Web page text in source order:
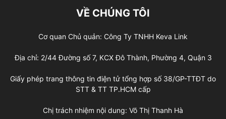
VỀ CHÚNG TÔI
Cơ quan Chủ quản: Công Ty TNHH Keva Link
Địa chỉ: 2/44 Đường số 7, KCX Đô Thành, Phường 4, Quận 3
Giấy phép trang thông tin điện tử tổng hợp số 38/GP-TTĐT do
STT & TT TP.HCM cấp
Chị trách nhiệm nội dung: Võ Thị Thanh Hà